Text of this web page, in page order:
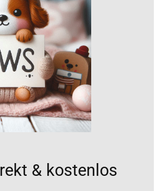
& kostenlos